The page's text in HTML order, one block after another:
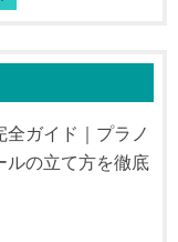
全ガイド｜プラノ
ルの立て方を徹底